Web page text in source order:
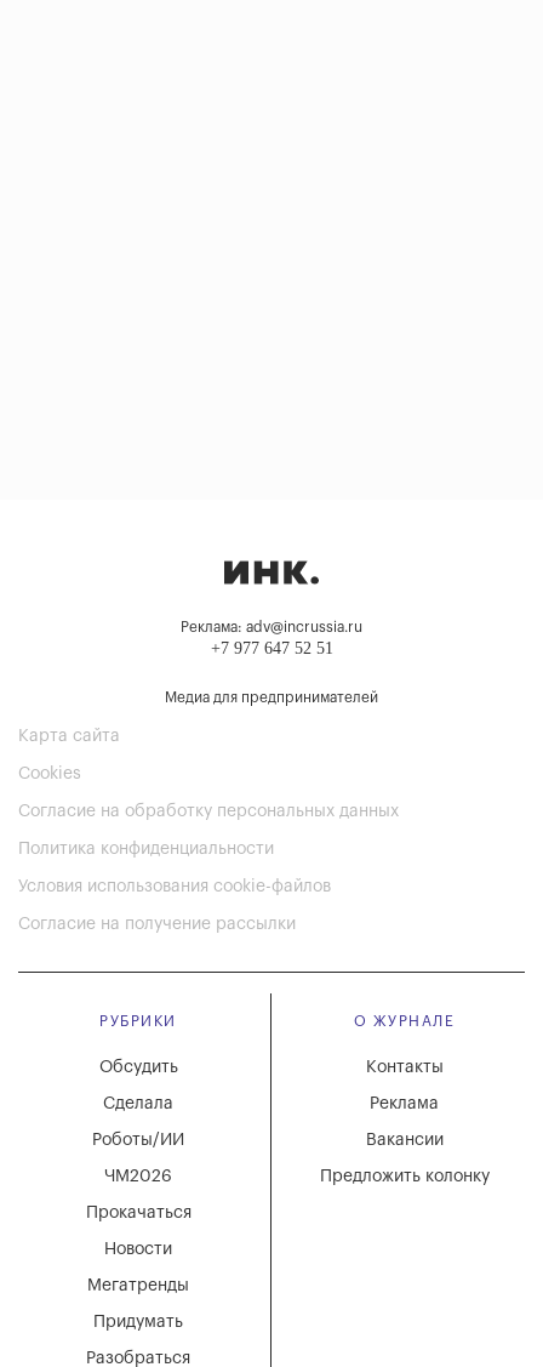
Реклама: adv@incrussia.ru
+7 977 647 52 51
Медиа для предпринимателей
Карта сайта
Cookies
Согласие на обработку персональных данных
Политика конфиденциальности
Условия использования cookie-файлов
Согласие на получение рассылки
РУБРИКИ
Мегатренды
Придумать
Разобраться
Новости
Обсудить
Сделала
Роботы/ИИ
ЧМ2026
Прокачаться
О ЖУРНАЛЕ
Вакансии
Реклама
Контакты
Предложить колонку